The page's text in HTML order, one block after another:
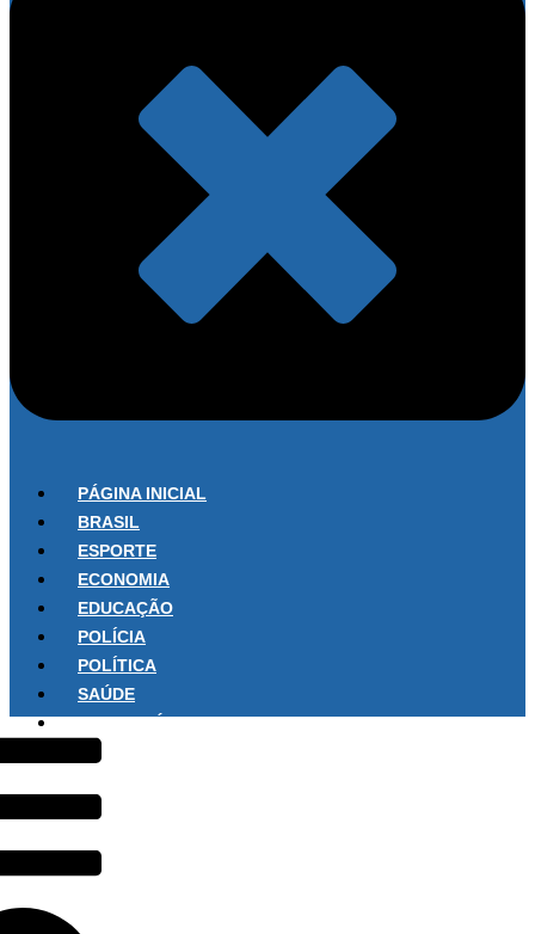
PÁGINA INICIAL
BRASIL
ESPORTE
ECONOMIA
EDUCAÇÃO
POLÍCIA
POLÍTICA
SAÚDE
SOBRE NÓS